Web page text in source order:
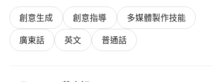
創意生成 創意指導
多媒體製作技能
廣東話
英文 普通話